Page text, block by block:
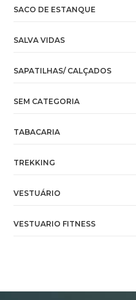
SACO DE ESTANQUE
SALVA VIDAS
SAPATILHAS/ CALÇADOS
SEM CATEGORIA
TABACARIA
TREKKING
VESTUÁRIO
VESTUARIO FITNESS